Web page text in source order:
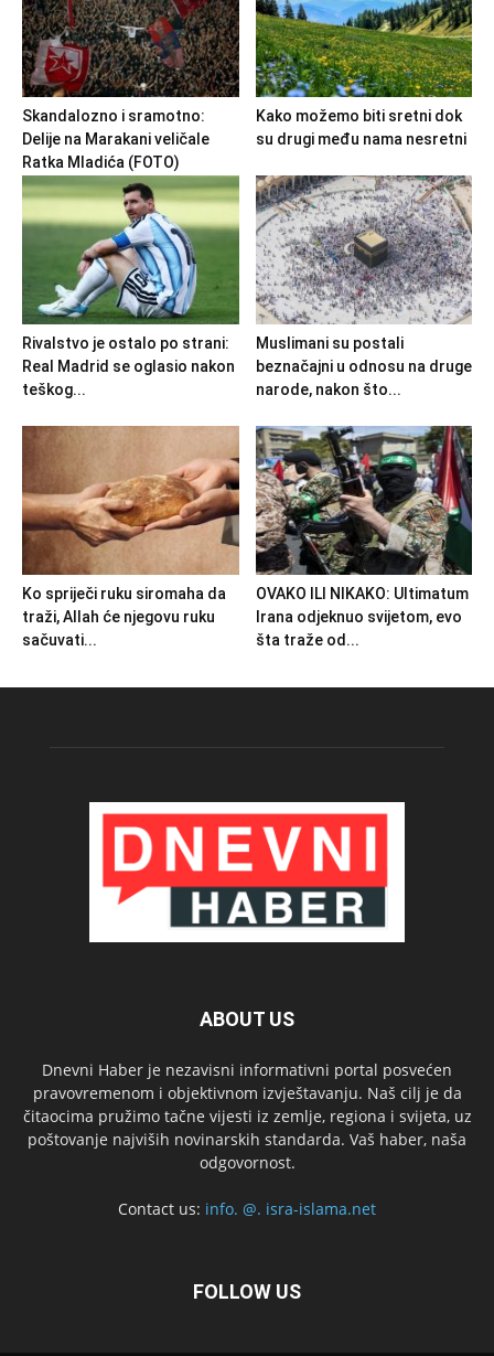
Skandalozno i sramotno:
Delije na Marakani veličale
Ratka Mladića (FOTO)
Kako možemo biti sretni dok
su drugi među nama nesretni
Rivalstvo je ostalo po strani:
Real Madrid se oglasio nakon
teškog...
Muslimani su postali
beznačajni u odnosu na druge
narode, nakon što...
Ko spriječi ruku siromaha da
traži, Allah će njegovu ruku
sačuvati...
OVAKO ILI NIKAKO: Ultimatum
Irana odjeknuo svijetom, evo
šta traže od...
ABOUT US
Dnevni Haber je nezavisni informativni portal posvećen
pravovremenom i objektivnom izvještavanju. Naš cilj je da
čitaocima pružimo tačne vijesti iz zemlje, regiona i svijeta, uz
poštovanje najviših novinarskih standarda. Vaš haber, naša
odgovornost.
Contact us: info. @. isra-islama.net
FOLLOW US